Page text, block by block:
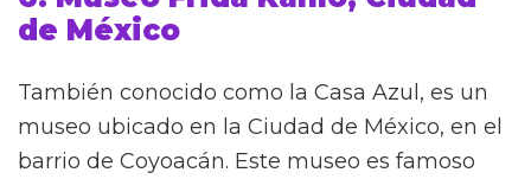
de México
También conocido como la Casa Azul, es un
museo ubicado en la Ciudad de México, en el
barrio de Coyoacán. Este museo es famoso